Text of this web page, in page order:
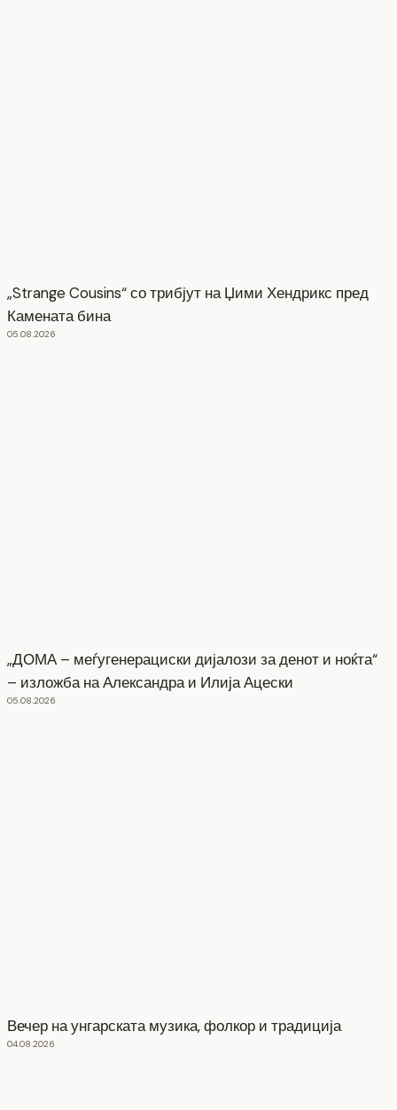
„Strange Cousins“ со трибјут на Џими Хендрикс пред
Камената бина
05.08.2026
„ДОМА – меѓугенерациски дијалози за денот и ноќта“
– изложба на Александра и Илија Ацески
05.08.2026
Вечер на унгарската музика, фолкор и традиција
04.08.2026